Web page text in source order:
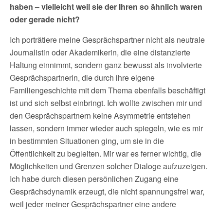
haben – vielleicht weil sie der Ihren so ähnlich waren
oder gerade nicht?
Ich porträtiere meine Gesprächspartner nicht als neutrale
Journalistin oder Akademikerin, die eine distanzierte
Haltung einnimmt, sondern ganz bewusst als involvierte
Gesprächspartnerin, die durch ihre eigene
Familiengeschichte mit dem Thema ebenfalls beschäftigt
ist und sich selbst einbringt. Ich wollte zwischen mir und
den Gesprächspartnern keine Asymmetrie entstehen
lassen, sondern immer wieder auch spiegeln, wie es mir
in bestimmten Situationen ging, um sie in die
Öffentlichkeit zu begleiten. Mir war es ferner wichtig, die
Möglichkeiten und Grenzen solcher Dialoge aufzuzeigen.
Ich habe durch diesen persönlichen Zugang eine
Gesprächsdynamik erzeugt, die nicht spannungsfrei war,
weil jeder meiner Gesprächspartner eine andere